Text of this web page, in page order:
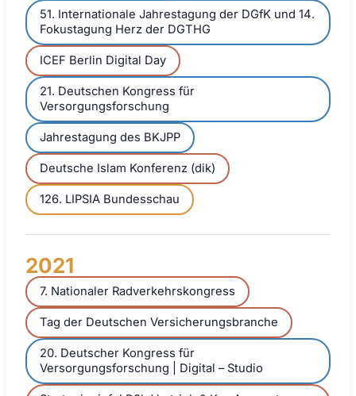
51. Internationale Jahrestagung der DGfK und 14.
Fokustagung Herz der DGTHG
ICEF Berlin Digital Day
21. Deutschen Kongress für
Versorgungsforschung
Jahrestagung des BKJPP
Deutsche Islam Konferenz (dik)
126. LIPSIA Bundesschau
2021
7. Nationaler Radverkehrskongress
Tag der Deutschen Versicherungsbranche
20. Deutscher Kongress für
Versorgungsforschung | Digital – Studio